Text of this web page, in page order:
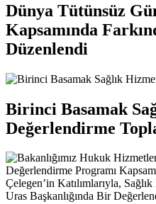
Dünya Tütünsüz
Kapsamında
Düzenlendi
Birinci Basamak
Değerlendirme